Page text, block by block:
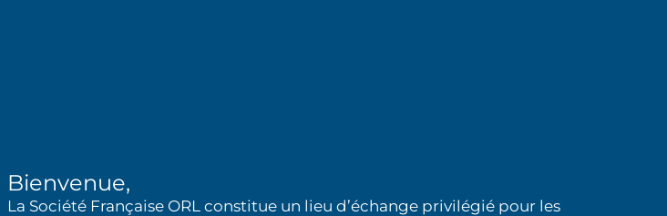
Bienvenue,
La Société Française ORL constitue un lieu d’échange privilégié pour les